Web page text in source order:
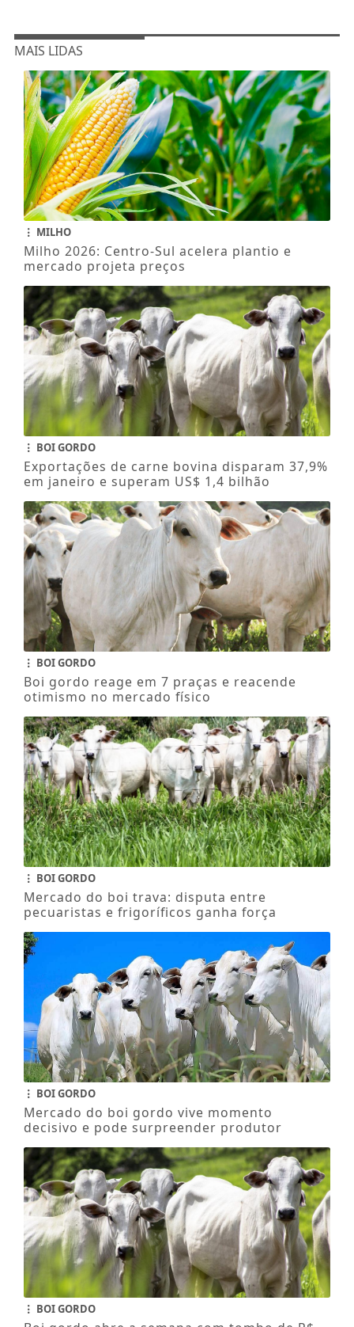
MAIS LIDAS
MILHO
Milho 2026: Centro-Sul acelera plantio e
mercado projeta preços
BOI GORDO
Exportações de carne bovina disparam 37,9%
em janeiro e superam US$ 1,4 bilhão
BOI GORDO
Boi gordo reage em 7 praças e reacende
otimismo no mercado físico
BOI GORDO
Mercado do boi trava: disputa entre
pecuaristas e frigoríficos ganha força
BOI GORDO
Mercado do boi gordo vive momento
decisivo e pode surpreender produtor
BOI GORDO